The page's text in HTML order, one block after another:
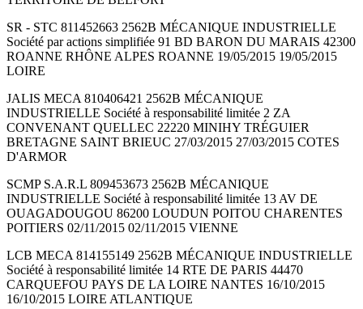
SR - STC 811452663 2562B MÉCANIQUE INDUSTRIELLE
Société par actions simplifiée 91 BD BARON DU MARAIS 42300
ROANNE RHÔNE ALPES ROANNE 19/05/2015 19/05/2015
LOIRE
JALIS MECA 810406421 2562B MÉCANIQUE
INDUSTRIELLE Société à responsabilité limitée 2 ZA
CONVENANT QUELLEC 22220 MINIHY TRÉGUIER
BRETAGNE SAINT BRIEUC 27/03/2015 27/03/2015 COTES
D'ARMOR
SCMP S.A.R.L 809453673 2562B MÉCANIQUE
INDUSTRIELLE Société à responsabilité limitée 13 AV DE
OUAGADOUGOU 86200 LOUDUN POITOU CHARENTES
POITIERS 02/11/2015 02/11/2015 VIENNE
LCB MECA 814155149 2562B MÉCANIQUE INDUSTRIELLE
Société à responsabilité limitée 14 RTE DE PARIS 44470
CARQUEFOU PAYS DE LA LOIRE NANTES 16/10/2015
16/10/2015 LOIRE ATLANTIQUE